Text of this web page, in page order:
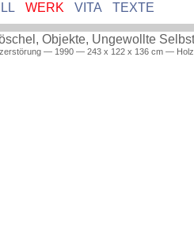
WERK VITA TEXTE
— 1990 — 243 x 122 x 136 cm —